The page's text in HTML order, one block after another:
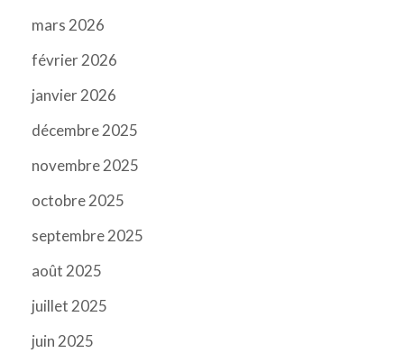
mars 2026
février 2026
janvier 2026
décembre 2025
novembre 2025
octobre 2025
septembre 2025
août 2025
juillet 2025
juin 2025